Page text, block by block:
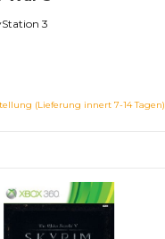
3
(Lieferung innert 7-14 Tagen)